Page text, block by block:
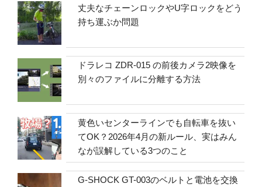
丈夫なチェーンロックやU字ロックをどう
持ち運ぶか問題
ドラレコ ZDR-015 の前後カメラ2映像を
別々のファイルに分離する方法
黄色いセンターラインでも自転車を抜い
てOK？2026年4月の新ルール、実はみん
なが誤解している3つのこと
G-SHOCK GT-003のベルトと電池を交換